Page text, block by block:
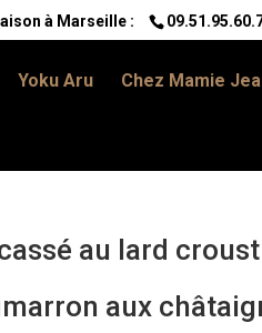
à Marseille :
Yoku Aru Chez Mamie
au lard
aux